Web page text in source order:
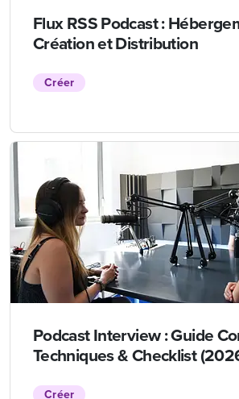
Flux RSS Podcast :
Création et Distribution
Créer
Podcast Interview : Guide
Techniques & Checklist
Créer